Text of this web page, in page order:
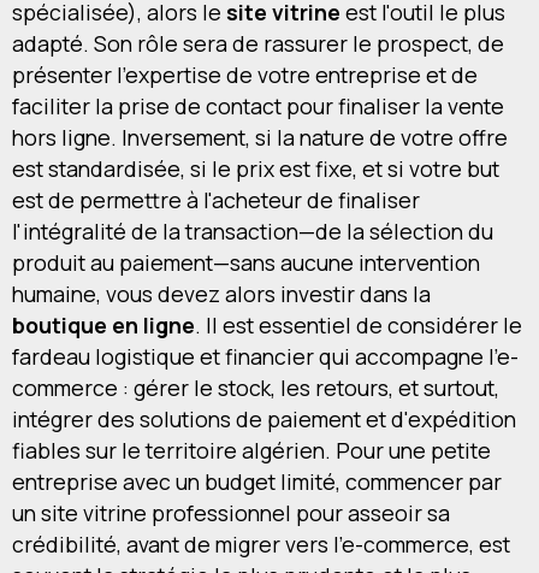
spécialisée), alors le site vitrine est l'outil le plus
adapté. Son rôle sera de rassurer le prospect, de
présenter l'expertise de votre entreprise et de
faciliter la prise de contact pour finaliser la vente
hors ligne. Inversement, si la nature de votre offre
est standardisée, si le prix est fixe, et si votre but
est de permettre à l'acheteur de finaliser
l'intégralité de la transaction—de la sélection du
produit au paiement—sans aucune intervention
humaine, vous devez alors investir dans la
boutique en ligne. Il est essentiel de considérer le
fardeau logistique et financier qui accompagne l'e-
commerce : gérer le stock, les retours, et surtout,
intégrer des solutions de paiement et d'expédition
fiables sur le territoire algérien. Pour une petite
entreprise avec un budget limité, commencer par
un site vitrine professionnel pour asseoir sa
crédibilité, avant de migrer vers l'e-commerce, est